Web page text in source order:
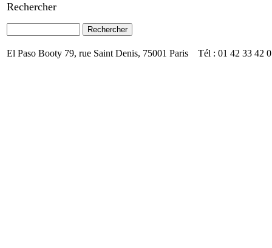
Rechercher
El Paso Booty 79, rue Saint Denis, 75001 Paris Tél : 01 42 33 42